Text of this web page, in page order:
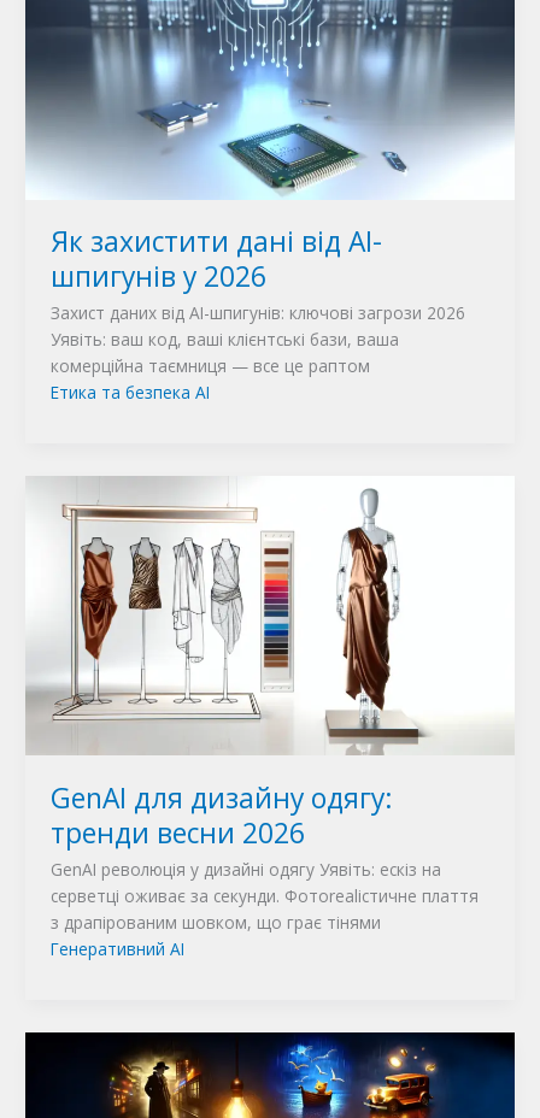
Як захистити дані від AI-
шпигунів у 2026
Захист даних від AI-шпигунів: ключові загрози 2026
Уявіть: ваш код, ваші клієнтські бази, ваша
комерційна таємниця — все це раптом
Етика та безпека AI
GenAI для дизайну одягу:
тренди весни 2026
GenAI революція у дизайні одягу Уявіть: ескіз на
серветці оживає за секунди. Фотorealістичне плаття
з драпірованим шовком, що грає тінями
Генеративний AI